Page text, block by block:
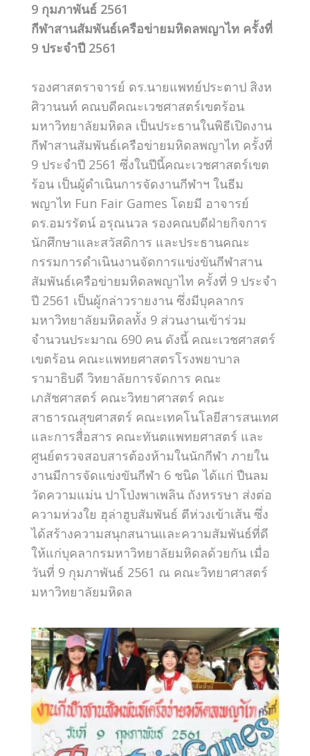
9 กุมภาพันธ์ 2561
กีฬาสานสัมพันธ์เครือข่ายมหิดลพญาไท ครั้งที่
9 ประจำปี 2561
รองศาสตราจารย์ ดร.นายแพทย์ประตาป สิงห
ศิวานนท์ คณบดีคณะเวชศาสตร์เขตร้อน
มหาวิทยาลัยมหิดล เป็นประธานในพิธีเปิดงาน
กีฬาสานสัมพันธ์เครือข่ายมหิดลพญาไท ครั้งที่
9 ประจำปี 2561 ซึ่งในปีนี้คณะเวชศาสตร์เขต
ร้อน เป็นผู้ดำเนินการจัดงานกีฬาฯ ในธีม
พญาไท Fun Fair Games โดยมี อาจารย์
ดร.อมรรัตน์ อรุณนวล รองคณบดีฝ่ายกิจการ
นักศึกษาและสวัสดิการ และประธานคณะ
กรรมการดำเนินงานจัดการแข่งขันกีฬาสาน
สัมพันธ์เครือข่ายมหิดลพญาไท ครั้งที่ 9 ประจำ
ปี 2561 เป็นผู้กล่าวรายงาน ซึ่งมีบุคลากร
มหาวิทยาลัยมหิดลทั้ง 9 ส่วนงานเข้าร่วม
จำนวนประมาณ 690 คน ดังนี้ คณะเวชศาสตร์
เขตร้อน คณะแพทยศาสตรโรงพยาบาล
รามาธิบดี วิทยาลัยการจัดการ คณะ
เภสัชศาสตร์ คณะวิทยาศาสตร์ คณะ
สาธารณสุขศาสตร์ คณะเทคโนโลยีสารสนเทศ
และการสื่อสาร คณะทันตแพทยศาสตร์ และ
ศูนย์ตรวจสอบสารต้องห้ามในนักกีฬา ภายใน
งานมีการจัดแข่งขันกีฬา 6 ชนิด ได้แก่ ปืนลม
วัดความแม่น ปาโป่งพาเพลิน ถังหรรษา ส่งต่อ
ความห่วงใย ฮุล่าฮูบสัมพันธ์ ตีห่วงเข้าเส้น ซึ่ง
ได้สร้างความสนุกสนานและความสัมพันธ์ที่ดี
ให้แก่บุคลากรมหาวิทยาลัยมหิดลด้วยกัน เมื่อ
วันที่ 9 กุมภาพันธ์ 2561 ณ คณะวิทยาศาสตร์
มหาวิทยาลัยมหิดล